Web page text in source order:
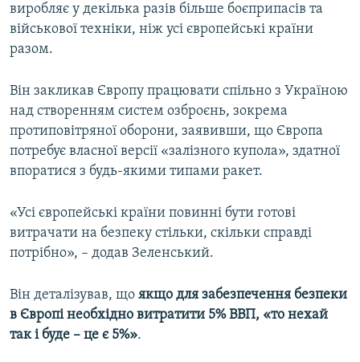
виробляє у декілька разів більше боєприпасів та
військової техніки, ніж усі європейські країни
разом.
Він закликав Європу працювати спільно з Україною
над створенням систем озброєнь, зокрема
протиповітряної оборони, заявивши, що Європа
потребує власної версії «залізного купола», здатної
впоратися з будь-якими типами ракет.
«Усі європейські країни повинні бути готові
витрачати на безпеку стільки, скільки справді
потрібно», – додав Зеленський.
Він деталізував, що якщо для забезпечення безпеки
в Європі необхідно витратити 5% ВВП, «то нехай
так і буде – це є 5%».